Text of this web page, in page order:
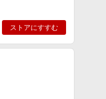
ストアにすすむ